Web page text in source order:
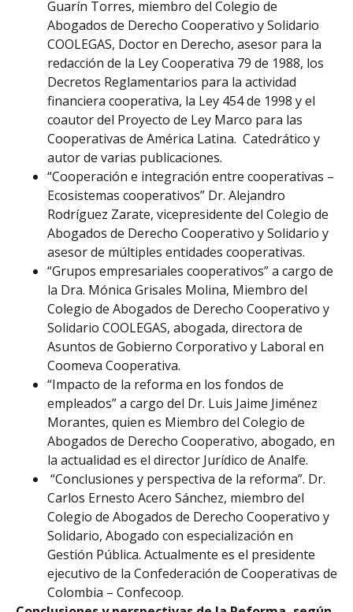
Guarín Torres, miembro del Colegio de
Abogados de Derecho Cooperativo y Solidario
COOLEGAS, Doctor en Derecho, asesor para la
redacción de la Ley Cooperativa 79 de 1988, los
Decretos Reglamentarios para la actividad
financiera cooperativa, la Ley 454 de 1998 y el
coautor del Proyecto de Ley Marco para las
Cooperativas de América Latina. Catedrático y
autor de varias publicaciones.
“Cooperación e integración entre cooperativas –
Ecosistemas cooperativos” Dr. Alejandro
Rodríguez Zarate, vicepresidente del Colegio de
Abogados de Derecho Cooperativo y Solidario y
asesor de múltiples entidades cooperativas.
“Grupos empresariales cooperativos” a cargo de
la Dra. Mónica Grisales Molina, Miembro del
Colegio de Abogados de Derecho Cooperativo y
Solidario COOLEGAS, abogada, directora de
Asuntos de Gobierno Corporativo y Laboral en
Coomeva Cooperativa.
“Impacto de la reforma en los fondos de
empleados” a cargo del Dr. Luis Jaime Jiménez
Morantes, quien es Miembro del Colegio de
Abogados de Derecho Cooperativo, abogado, en
la actualidad es el director Jurídico de Analfe.
“Conclusiones y perspectiva de la reforma”. Dr.
Carlos Ernesto Acero Sánchez, miembro del
Colegio de Abogados de Derecho Cooperativo y
Solidario, Abogado con especialización en
Gestión Pública. Actualmente es el presidente
ejecutivo de la Confederación de Cooperativas de
Colombia – Confecoop.